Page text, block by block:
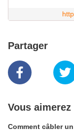
Partager
Vous aimerez
Comment câbler